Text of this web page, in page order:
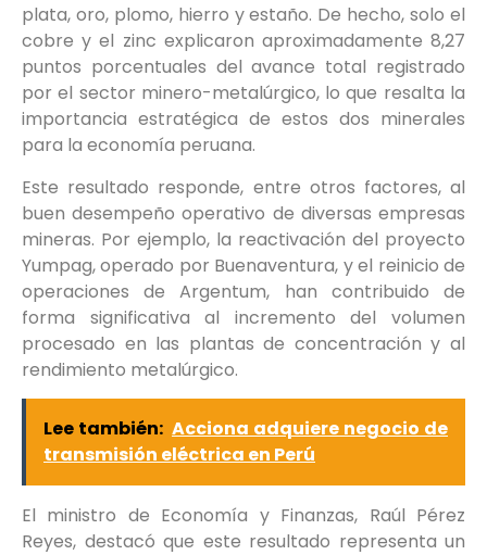
plata, oro, plomo, hierro y estaño. De hecho, solo el
cobre y el zinc explicaron aproximadamente 8,27
puntos porcentuales del avance total registrado
por el sector minero-metalúrgico, lo que resalta la
importancia estratégica de estos dos minerales
para la economía peruana.
Este resultado responde, entre otros factores, al
buen desempeño operativo de diversas empresas
mineras. Por ejemplo, la reactivación del proyecto
Yumpag, operado por Buenaventura, y el reinicio de
operaciones de Argentum, han contribuido de
forma significativa al incremento del volumen
procesado en las plantas de concentración y al
rendimiento metalúrgico.
Lee también: Acciona adquiere negocio de
transmisión eléctrica en Perú
El ministro de Economía y Finanzas, Raúl Pérez
Reyes, destacó que este resultado representa un